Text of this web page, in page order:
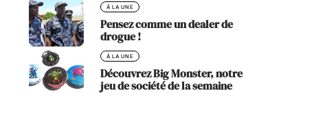
À LA UNE
Pensez comme un dealer de
drogue !
À LA UNE
Découvrez Big Monster, notre
jeu de société de la semaine